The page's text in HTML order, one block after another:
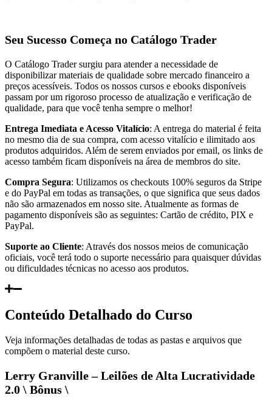
Seu Sucesso Começa no Catálogo Trader
O Catálogo Trader surgiu para atender a necessidade de
disponibilizar materiais de qualidade sobre mercado financeiro a
preços acessíveis. Todos os nossos cursos e ebooks disponíveis
passam por um rigoroso processo de atualização e verificação de
qualidade, para que você tenha sempre o melhor!
Entrega Imediata e Acesso Vitalício: A entrega do material é feita
no mesmo dia de sua compra, com acesso vitalício e ilimitado aos
produtos adquiridos. Além de serem enviados por email, os links de
acesso também ficam disponíveis na área de membros do site.
Compra Segura: Utilizamos os checkouts 100% seguros da Stripe
e do PayPal em todas as transações, o que significa que seus dados
não são armazenados em nosso site. Atualmente as formas de
pagamento disponíveis são as seguintes: Cartão de crédito, PIX e
PayPal.
Suporte ao Cliente: Através dos nossos meios de comunicação
oficiais, você terá todo o suporte necessário para quaisquer dúvidas
ou dificuldades técnicas no acesso aos produtos.
Conteúdo Detalhado do Curso
Veja informações detalhadas de todas as pastas e arquivos que
compõem o material deste curso.
Lerry Granville – Leilões de Alta Lucratividade
2.0 \ Bônus \